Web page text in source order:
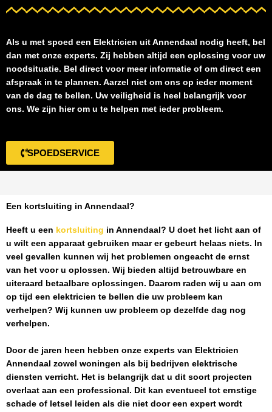
Als u met spoed een Elektricien uit Annendaal nodig heeft, bel
dan met onze experts. Zij hebben altijd een oplossing voor uw
noodsituatie. Bel direct voor meer informatie of om direct een
afspraak in te plannen. Aarzel niet om ons op ieder moment
van de dag te bellen. Uw veiligheid is heel belangrijk voor
ons. We zijn hier om u te helpen met ieder probleem.
SPOEDSERVICE
Een kortsluiting in Annendaal?
Heeft u een kortsluiting in Annendaal ? U doet het licht aan of
u wilt een apparaat gebruiken maar er gebeurt helaas niets. In
veel gevallen kunnen wij het problemen ongeacht de ernst
van het voor u oplossen. Wij bieden altijd betrouwbare en
uiteraard betaalbare oplossingen. Daarom raden wij u aan om
op tijd een elektricien te bellen die uw probleem kan
verhelpen? Wij kunnen uw probleem op dezelfde dag nog
verhelpen.
Door de jaren heen hebben onze experts van Elektricien
Annendaal zowel woningen als bij bedrijven elektrische
diensten verricht. Het is belangrijk dat u dit soort projecten
overlaat aan een professional. Dit kan eventueel tot ernstige
schade of letsel leiden als die niet door een expert wordt